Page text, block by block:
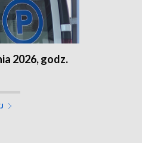
2026, godz.